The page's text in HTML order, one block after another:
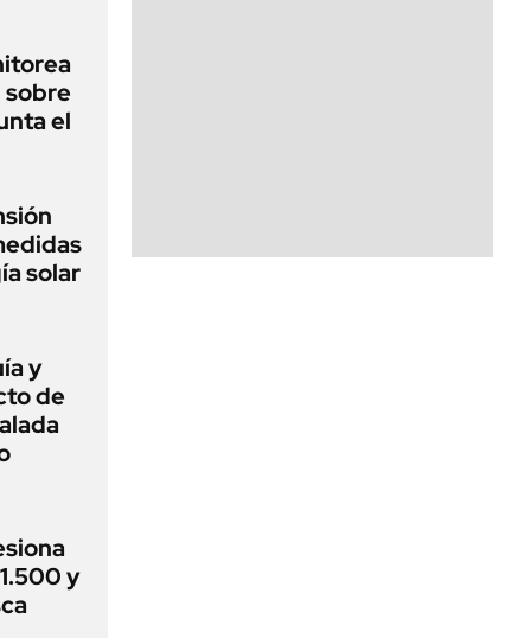
el
solar
y
de
y